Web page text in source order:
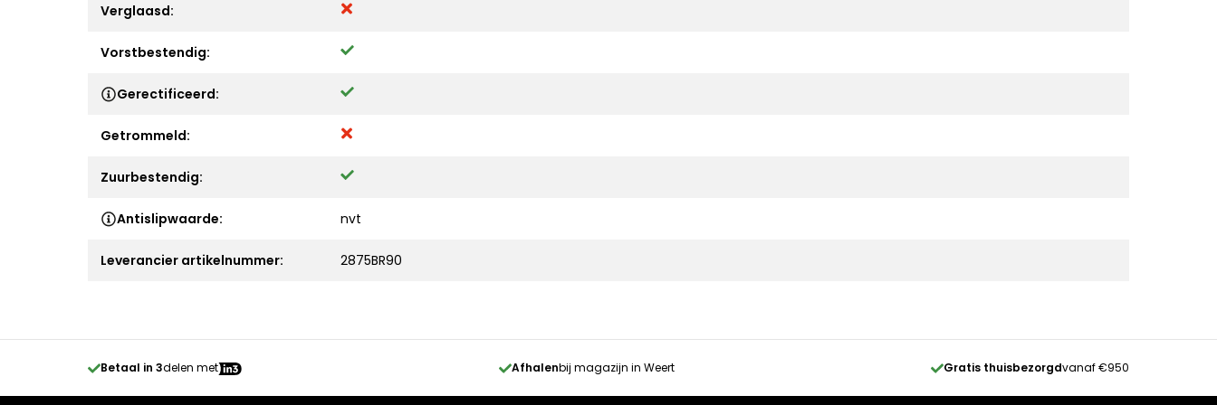
Verglaasd:
Vorstbestendig:
Gerectificeerd:
Getrommeld:
Zuurbestendig:
Antislipwaarde: nvt
Leverancier artikelnummer: 2875BR90
Betaal in 3delen met Afhalenbij magazijn in Weert Gratis thuisbezorgdvanaf €950